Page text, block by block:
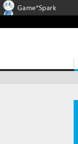
Game*Spark